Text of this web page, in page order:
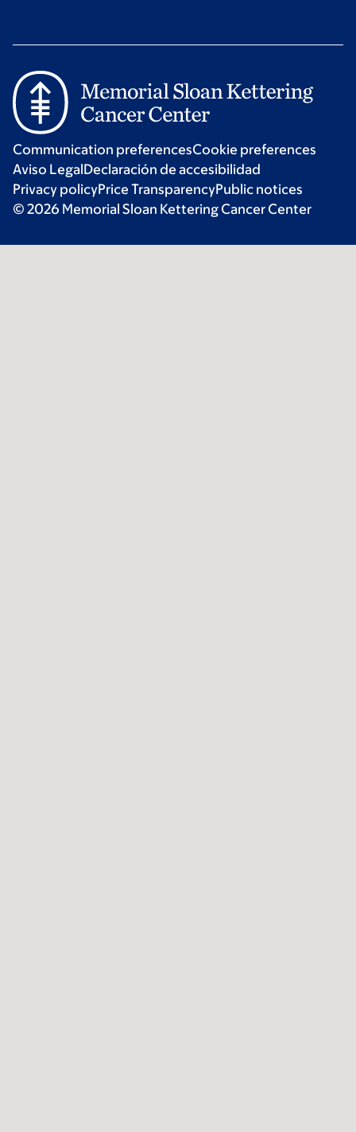
Communication preferencesCookie preferences
Aviso LegalDeclaración de accesibilidad
Privacy policyPrice TransparencyPublic notices
© 2026 Memorial Sloan Kettering Cancer Center